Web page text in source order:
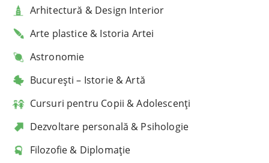
Arhitectură & Design Interior
Arte plastice & Istoria Artei
Astronomie
București – Istorie & Artă
Cursuri pentru Copii & Adolescenți
Dezvoltare personală & Psihologie
Filozofie & Diplomație